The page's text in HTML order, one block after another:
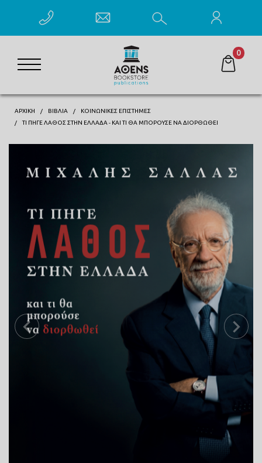
0
ΑΡΧΙΚΗ ΒΙΒΛΊΑ
ΚΟΙΝΩΝΙΚΈΣ ΕΠΙΣΤΉΜΕΣ
ΤΙ ΠΉΓΕ ΛΆΘΟΣ ΣΤΗΝ ΕΛΛΆΔΑ - ΚΑΙ ΤΙ ΘΑ ΜΠΟΡΟΎΣΕ ΝΑ ΔΙΟΡΘΩΘΕΊ